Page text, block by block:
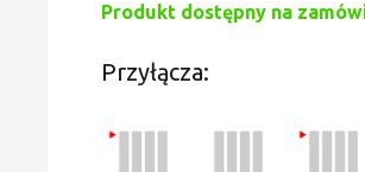
Produkt dostępny na
Przyłącza: